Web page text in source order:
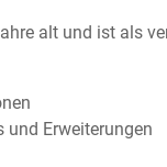
alt und ist als
und Erweiterungen